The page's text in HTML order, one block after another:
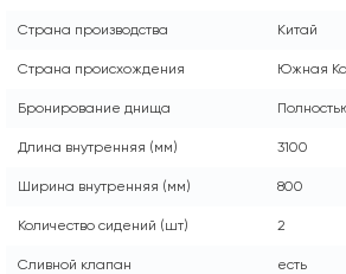
Страна производства Китай
Страна происхождения Южная
Бронирование днища
Длина внутренняя (мм) 3100
Ширина внутренняя (мм) 800
Количество сидений (шт) 2
Сливной клапан есть